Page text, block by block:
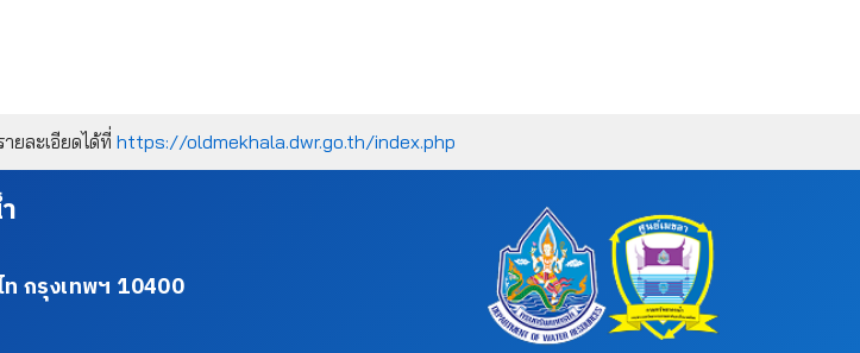
ยละเอียดได้ที่ https://oldmekhala.dwr.go.th/index.php
กรุงเทพฯ 10400